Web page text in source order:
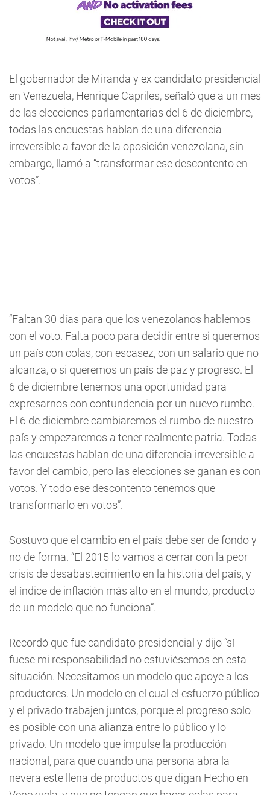
El gobernador de Miranda y ex candidato presidencial
en Venezuela, Henrique Capriles, señaló que a un mes
de las elecciones parlamentarias del 6 de diciembre,
todas las encuestas hablan de una diferencia
irreversible a favor de la oposición venezolana, sin
embargo, llamó a “transformar ese descontento en
votos”.
“Faltan 30 días para que los venezolanos hablemos
con el voto. Falta poco para decidir entre si queremos
un país con colas, con escasez, con un salario que no
alcanza, o si queremos un país de paz y progreso. El
6 de diciembre tenemos una oportunidad para
expresarnos con contundencia por un nuevo rumbo.
El 6 de diciembre cambiaremos el rumbo de nuestro
país y empezaremos a tener realmente patria. Todas
las encuestas hablan de una diferencia irreversible a
favor del cambio, pero las elecciones se ganan es con
votos. Y todo ese descontento tenemos que
transformarlo en votos”.
Sostuvo que el cambio en el país debe ser de fondo y
no de forma. “El 2015 lo vamos a cerrar con la peor
crisis de desabastecimiento en la historia del país, y
el índice de inflación más alto en el mundo, producto
de un modelo que no funciona”.
Recordó que fue candidato presidencial y dijo “sí
fuese mi responsabilidad no estuviésemos en esta
situación. Necesitamos un modelo que apoye a los
productores. Un modelo en el cual el esfuerzo público
y el privado trabajen juntos, porque el progreso solo
es posible con una alianza entre lo público y lo
privado. Un modelo que impulse la producción
nacional, para que cuando una persona abra la
nevera este llena de productos que digan Hecho en